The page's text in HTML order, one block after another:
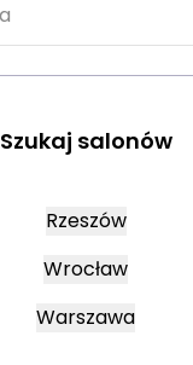
Szukaj salonów
Rzeszów
Wrocław
Warszawa